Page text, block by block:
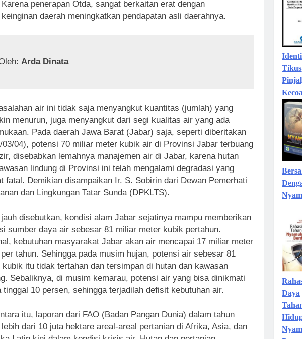
Karena penerapan Otda, sangat berkaitan erat dengan
keinginan daerah meningkatkan pendapatan asli daerahnya.
Arda Dinata
air ini tidak saja menyangkut kuantitas (jumlah) yang
menurun, juga menyangkut dari segi kualitas air yang ada
Pada daerah Jawa Barat (Jabar) saja, seperti diberitakan
03/04), potensi 70 miliar meter kubik air di Provinsi Jabar terbuang
disebabkan lemahnya manajemen air di Jabar, karena hutan
lindung di Provinsi ini telah mengalami degradasi yang
fatal. Demikian disampaikan Ir. S. Sobirin dari Dewan Pemerhati
dan Lingkungan Tatar Sunda (DPKLTS).
disebutkan, kondisi alam Jabar sejatinya mampu memberikan
sumber daya air sebesar 81 miliar meter kubik pertahun.
kebutuhan masyarakat Jabar akan air mencapai 17 miliar meter
tahun. Sehingga pada musim hujan, potensi air sebesar 81
kubik itu tidak tertahan dan tersimpan di hutan dan kawasan
Sebaliknya, di musim kemarau, potensi air yang bisa dinikmati
tinggal 10 persen, sehingga terjadilah defisit kebutuhan air.
itu, laporan dari FAO (Badan Pangan Dunia) dalam tahun
dari 10 juta hektare areal-areal pertanian di Afrika, Asia, dan
Kecoa
Daya